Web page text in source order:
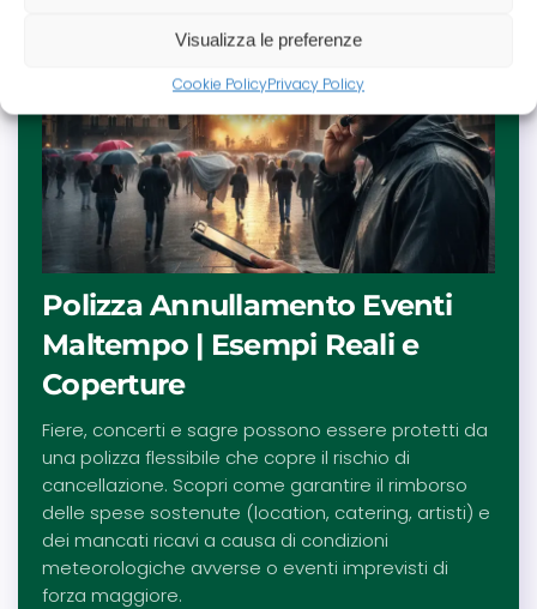
Visualizza le preferenze
Cookie PolicyPrivacy Policy
Polizza Annullamento Eventi
Maltempo | Esempi Reali e
Coperture
Fiere, concerti e sagre possono essere protetti da
una polizza flessibile che copre il rischio di
cancellazione. Scopri come garantire il rimborso
delle spese sostenute (location, catering, artisti) e
dei mancati ricavi a causa di condizioni
meteorologiche avverse o eventi imprevisti di
forza maggiore.